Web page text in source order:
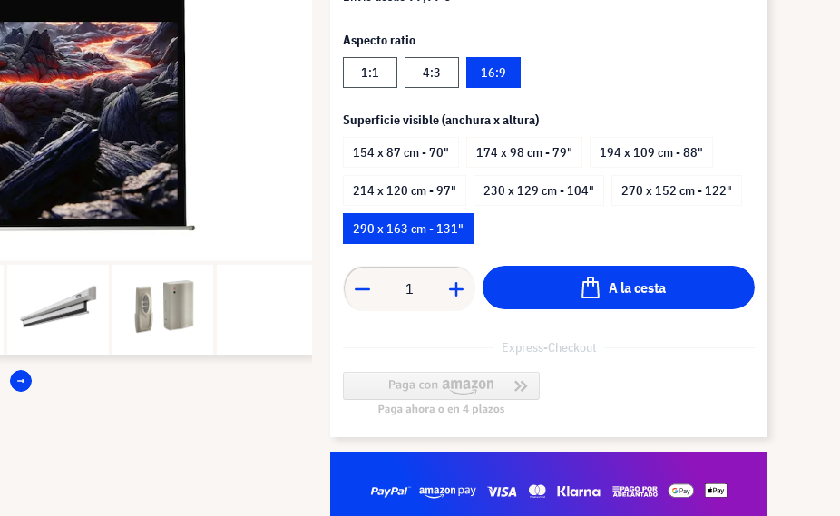
Aspecto ratio
1:1
4:3 16:9
Superficie visible (anchura x altura)
154 x 87 cm - 70"
174 x 98 cm - 79" 194 x 109 cm - 88"
214 x 120 cm - 97" 230 x 129 cm - 104" 270 x 152 cm - 122"
290 x 163 cm - 131"
A la cesta
Express-Checkout